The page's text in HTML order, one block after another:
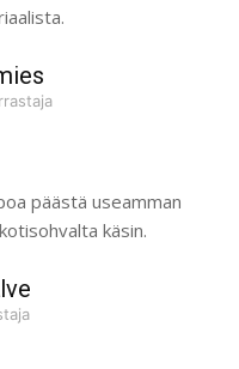
päästä useamman
käsin.